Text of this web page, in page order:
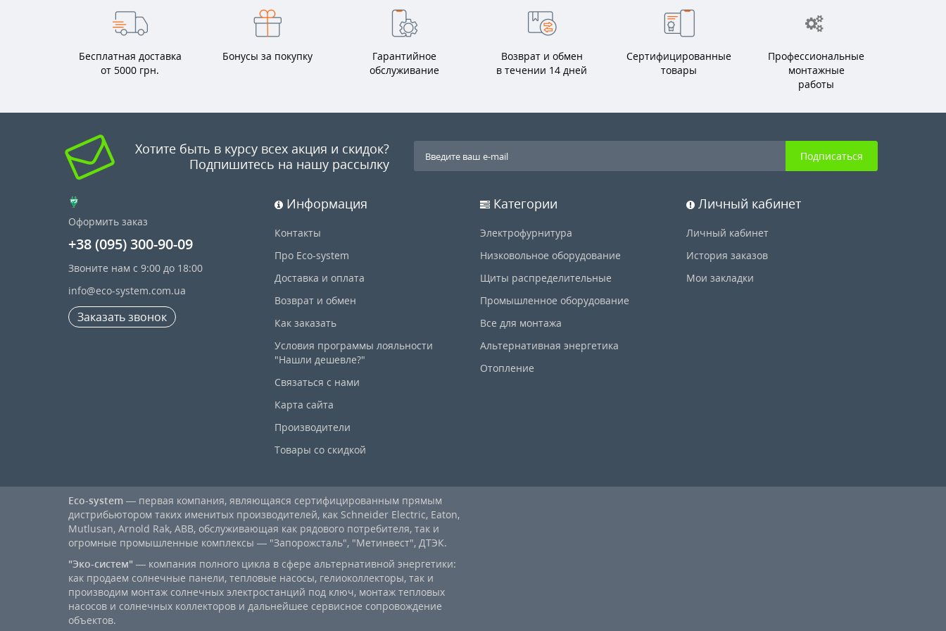
Бесплатная доставка
от 5000 грн.
Бонусы за покупку
Гарантийное
обслуживание
Возврат и обмен
в течении 14 дней
Сертифицированные
товары
Профессиональные
монтажные
работы
Хотите быть в курсу всех акция и скидок?
Подпишитесь на нашу рассылку
Подписаться
Оформить заказ
+38 (095) 300-90-09
Звоните нам с 9:00 до 18:00
info@eco-system.com.ua
Заказать звонок
Информация
Контакты
Про Eco-system
Доставка и оплата
Возврат и обмен
Как заказать
Условия программы лояльности
"Нашли дешевле?"
Связаться с нами
Карта сайта
Производители
Товары со скидкой
Категории
Электрофурнитура
Низковольное оборудование
Щиты распределительные
Промышленное оборудование
Все для монтажа
Альтернативная энергетика
Отопление
Личный кабинет
Личный кабинет
История заказов
Мои закладки
Eco-system — первая компания, являющаяся сертифицированным прямым
дистрибьютором таких именитых производителей, как Schneider Electric, Eaton,
Mutlusan, Arnold Rak, ABB, обслуживающая как рядового потребителя, так и
огромные промышленные комплексы — "Запорожсталь", "Метинвест", ДТЭК.
"Эко-систем" — компания полного цикла в сфере альтернативной энергетики:
как продаем солнечные панели, тепловые насосы, гелиоколлекторы, так и
производим монтаж солнечных электростанций под ключ, монтаж тепловых
насосов и солнечных коллекторов и дальнейшее сервисное сопровождение
объектов.